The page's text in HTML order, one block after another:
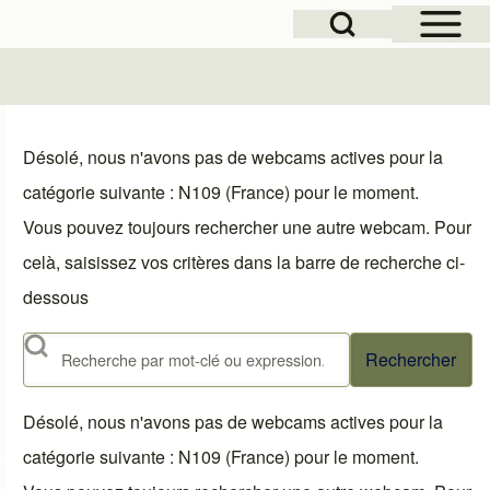
Open Sidebar
Open Search Block
Désolé, nous n'avons pas de webcams actives pour la
catégorie suivante : N109 (France) pour le moment.
Vous pouvez toujours rechercher une autre webcam. Pour
celà, saisissez vos critères dans la barre de recherche ci-
dessous
Rechercher
Désolé, nous n'avons pas de webcams actives pour la
catégorie suivante : N109 (France) pour le moment.